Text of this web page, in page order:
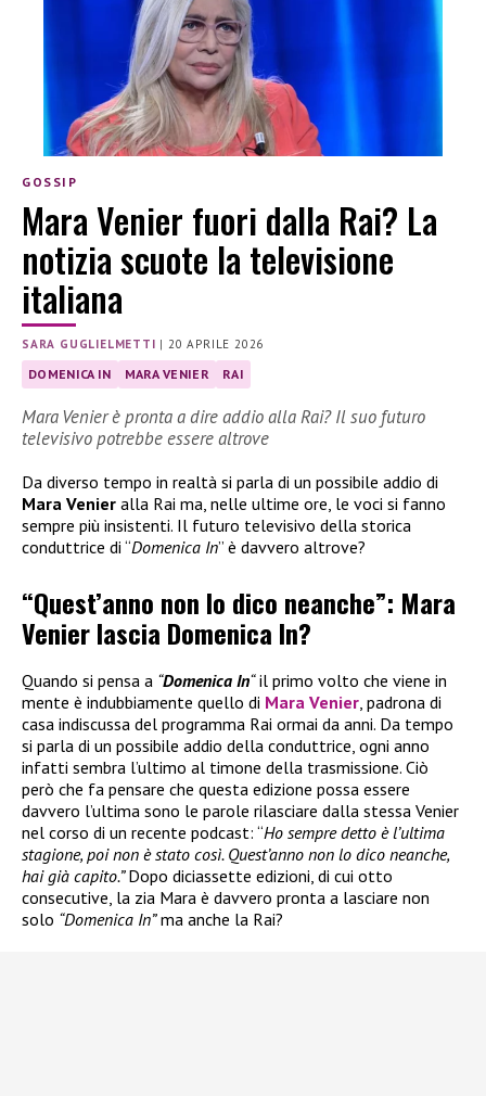
GOSSIP
Mara Venier fuori dalla Rai? La
notizia scuote la televisione
italiana
SARA GUGLIELMETTI | 20 APRILE 2026
DOMENICA IN MARA VENIER RAI
Mara Venier è pronta a dire addio alla Rai? Il suo futuro
televisivo potrebbe essere altrove
Da diverso tempo in realtà si parla di un possibile addio di
Mara Venier alla Rai ma, nelle ultime ore, le voci si fanno
sempre più insistenti. Il futuro televisivo della storica
conduttrice di “Domenica In” è davvero altrove?
“Quest’anno non lo dico neanche”: Mara
Venier lascia Domenica In?
Quando si pensa a “Domenica In“il primo volto che viene in
mente è indubbiamente quello di Mara Venier , padrona di
casa indiscussa del programma Rai ormai da anni. Da tempo
si parla di un possibile addio della conduttrice, ogni anno
infatti sembra l’ultimo al timone della trasmissione. Ciò
però che fa pensare che questa edizione possa essere
davvero l’ultima sono le parole rilasciare dalla stessa Venier
nel corso di un recente podcast: “Ho sempre detto è l’ultima
stagione, poi non è stato così. Quest’anno non lo dico neanche,
hai già capito.”Dopo diciassette edizioni, di cui otto
consecutive, la zia Mara è davvero pronta a lasciare non
solo “Domenica In”ma anche la Rai?